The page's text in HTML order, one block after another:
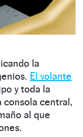
la
El volante
y toda la
consola central,
al que